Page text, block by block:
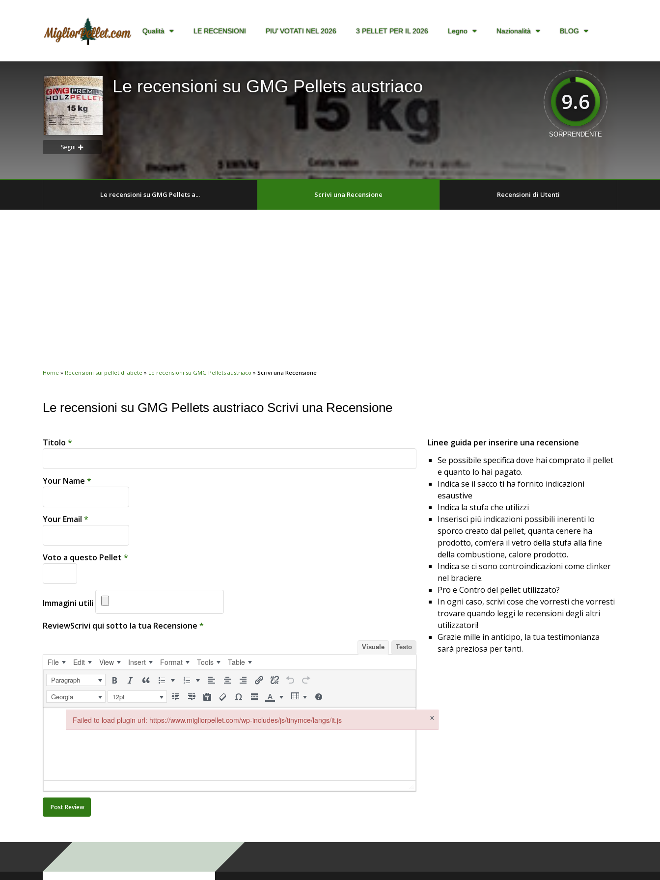
Qualità LE RECENSIONI PIU’ VOTATI NEL 2026 3 PELLET PER IL 2026 Legno Nazionalità BLOG
Segui
Le recensioni su GMG Pellets austriaco
9.6
SORPRENDENTE
Le recensioni su GMG Pellets a... Scrivi una Recensione Recensioni di Utenti
Home » Recensioni sui pellet di abete » Le recensioni su GMG Pellets austriaco » Scrivi una Recensione
Le recensioni su GMG Pellets austriaco Scrivi una Recensione
Titolo *
Your Name *
Your Email *
Voto a questo Pellet *
Immagini utili
ReviewScrivi qui sotto la tua Recensione *
Visuale Testo
File Edit View Insert Format Tools Table
Paragraph
Georgia
12pt
Linee guida per inserire una recensione
Se possibile specifica dove hai comprato il pellet
e quanto lo hai pagato.
Indica se il sacco ti ha fornito indicazioni
esaustive
Indica la stufa che utilizzi
Inserisci più indicazioni possibili inerenti lo
sporco creato dal pellet, quanta cenere ha
prodotto, com’era il vetro della stufa alla fine
della combustione, calore prodotto.
Indica se ci sono controindicazioni come clinker
nel braciere.
Pro e Contro del pellet utilizzato?
In ogni caso, scrivi cose che vorresti che vorresti
trovare quando leggi le recensioni degli altri
utilizzatori!
Grazie mille in anticipo, la tua testimonianza
sarà preziosa per tanti.
Failed to load plugin url: https://www.migliorpellet.com/wp-includes/js/tinymce/langs/it.js ×
Failed to load plugin url: https://www.migliorpellet.com/wp-includes/js/tinymce/langs/it.js